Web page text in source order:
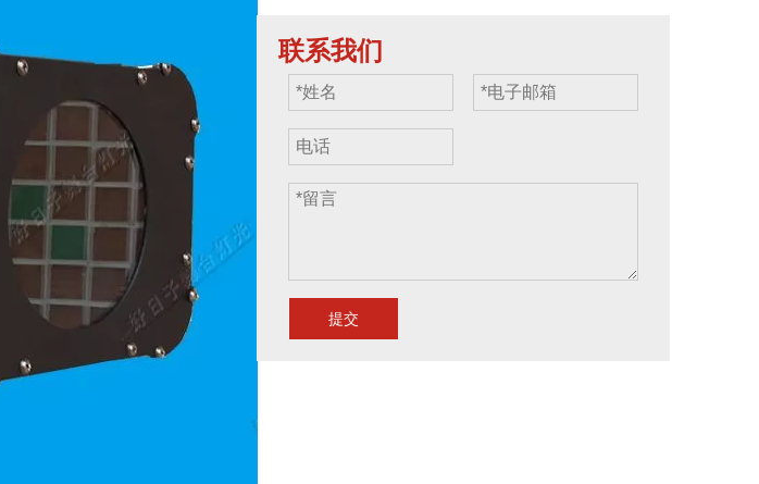
联系我们
提交